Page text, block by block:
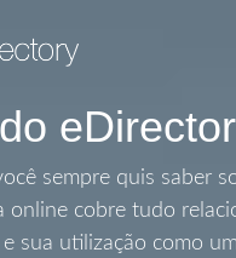
sempre quis saber
online cobre tudo
sua utilização como